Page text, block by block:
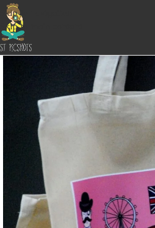
Skip to navigation
Skip to main content